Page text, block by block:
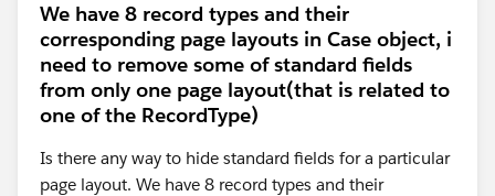
We have 8 record types and their
corresponding page layouts in Case object, i
need to remove some of standard fields
from only one page layout(that is related to
one of the RecordType)
Is there any way to hide standard fields for a particular
page layout. We have 8 record types and their